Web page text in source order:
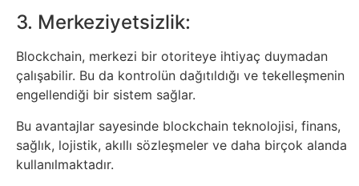
Para
Kazanma
Kadın
Kim
Kimdir
3. Merkeziyetsizlik:
Blockchain, merkezi bir otoriteye ihtiyaç duymadan
çalışabilir. Bu da kontrolün dağıtıldığı ve tekelleşmenin
engellendiği bir sistem sağlar.
Bu avantajlar sayesinde blockchain teknolojisi, finans,
sağlık, lojistik, akıllı sözleşmeler ve daha birçok alanda
kullanılmaktadır.